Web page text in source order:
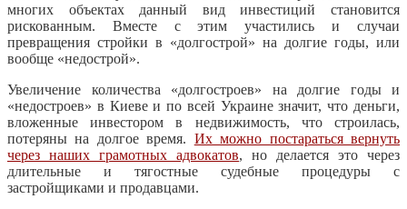
многих объектах данный вид инвестиций становится
рискованным. Вместе с этим участились и случаи
превращения стройки в «долгострой» на долгие годы, или
вообще «недострой».
Увеличение количества «долгостроев» на долгие годы и
«недостроев» в Киеве и по всей Украине значит, что деньги,
вложенные инвестором в недвижимость, что строилась,
потеряны на долгое время. Их можно постараться вернуть
через наших грамотных адвокатов, но делается это через
длительные и тягостные судебные процедуры с
застройщиками и продавцами.